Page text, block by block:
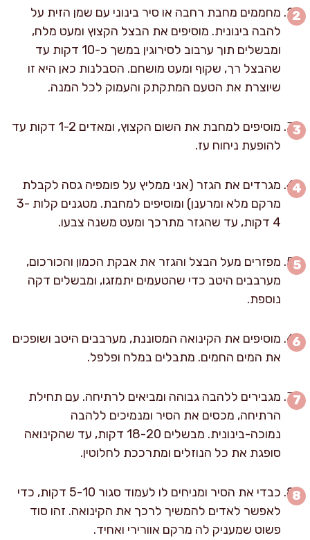
מחממים מחבת רחבה או סיר בינוני עם שמן הזית על
להבה בינונית. מוסיפים את הבצל הקצוץ ומעט מלח,
ומבשלים תוך ערבוב לסירוגין במשך כ-10 דקות עד
שהבצל רך, שקוף ומעט מושחם. הסבלנות כאן היא זו
שיוצרת את הטעם המתקתק והעמוק לכל המנה.
מוסיפים למחבת את השום הקצוץ, ומאדים 1-2 דקות עד
להופעת ניחוח עז.
מגרדים את הגזר (אני ממליץ על פומפיה גסה לקבלת
מרקם מלא ומרענן) ומוסיפים למחבת. מטגנים קלות 3-
4 דקות, עד שהגזר מתרכך ומעט משנה צבעו.
מפזרים מעל הבצל והגזר את אבקת הכמון והכורכום,
מערבבים היטב כדי שהטעמים יתמזגו, ומבשלים דקה
נוספת.
מוסיפים את הקינואה המסוננת, מערבבים היטב ושופכים
את המים החמים. מתבלים במלח ופלפל.
מגבירים ללהבה גבוהה ומביאים לרתיחה. עם תחילת
הרתיחה, מכסים את הסיר ומנמיכים ללהבה
נמוכה-בינונית. מבשלים 18-20 דקות, עד שהקינואה
סופגת את כל הנוזלים ומתרככת לחלוטין.
כבדי את הסיר ומניחים לו לעמוד סגור 5-10 דקות, כדי
לאפשר לאדים להמשיך לרכך את הקינואה. זהו סוד
פשוט שמעניק לה מרקם אוורירי ואחיד.